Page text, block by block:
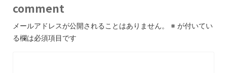
comment
メールアドレスが公開されることはありません。 ※ が付いてい
る欄は必須項目です